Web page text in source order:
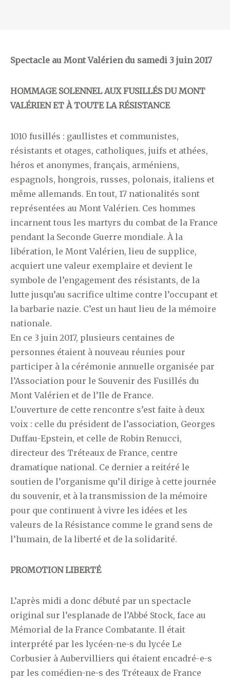
Spectacle au Mont Valérien du samedi 3 juin 2017
HOMMAGE SOLENNEL AUX FUSILLÉS DU MONT
VALÉRIEN ET À TOUTE LA RÉSISTANCE
1010 fusillés : gaullistes et communistes,
résistants et otages, catholiques, juifs et athées,
héros et anonymes, français, arméniens,
espagnols, hongrois, russes, polonais, italiens et
même allemands. En tout, 17 nationalités sont
représentées au Mont Valérien. Ces hommes
incarnent tous les martyrs du combat de la France
pendant la Seconde Guerre mondiale. À la
libération, le Mont Valérien, lieu de supplice,
acquiert une valeur exemplaire et devient le
symbole de l’engagement des résistants, de la
lutte jusqu’au sacrifice ultime contre l’occupant et
la barbarie nazie. C’est un haut lieu de la mémoire
nationale.
En ce 3 juin 2017, plusieurs centaines de
personnes étaient à nouveau réunies pour
participer à la cérémonie annuelle organisée par
l’Association pour le Souvenir des Fusillés du
Mont Valérien et de l’Ile de France.
L’ouverture de cette rencontre s’est faite à deux
voix : celle du président de l’association, Georges
Duffau-Epstein, et celle de Robin Renucci,
directeur des Tréteaux de France, centre
dramatique national. Ce dernier a reitéré le
soutien de l’organisme qu’il dirige à cette journée
du souvenir, et à la transmission de la mémoire
pour que continuent à vivre les idées et les
valeurs de la Résistance comme le grand sens de
l’humain, de la liberté et de la solidarité.
PROMOTION LIBERTÉ
L’après midi a donc débuté par un spectacle
original sur l’esplanade de l’Abbé Stock, face au
Mémorial de la France Combatante. Il était
interprété par les lycéen-ne-s du lycée Le
Corbusier à Aubervilliers qui étaient encadré-e-s
par les comédien-ne-s des Tréteaux de France